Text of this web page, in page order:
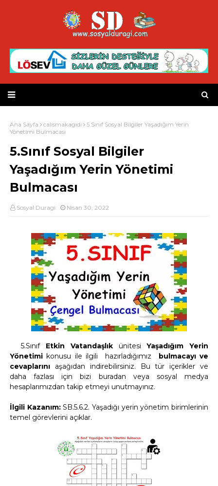
Ana Sayfa calısmakagıdı
5.Sınıf Sosyal Bilgiler Yaşadığım Yerin
Yönetimi Bulmacası
5.Sınıf Sosyal Bilgiler
Yaşadığım Yerin Yönetimi
Bulmacası
Sosyal Duragi Nisan 30, 2022
5.Sınıf Etkin VatandaşlıkünitesiYaşadığım Yerin
Yönetimi konusu ile ilgili hazırladığımız
bulmacayı ve
cevaplarını aşağıdan indirebilirsiniz.
Bu tür içerikler ve
daha fazlası için bizi buradan veya sosyal medya
hesaplarımızdan takip etmeyi unutmayınız.
İlgili Kazanım:SB.5.6.2. Yaşadığı yerin yönetim birimlerinin
temel görevlerini açıklar.